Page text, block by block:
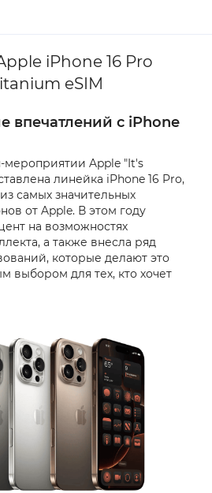
iPhone 16 Pro
eSIM
впечатлений с iPhone
мероприятии Apple "It's
​​линейка iPhone 16 Pro,
самых значительных
от Apple. В этом году
на возможностях
а также внесла ряд
которые делают это
выбором для тех, кто хочет